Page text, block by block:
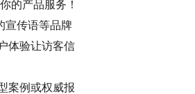
的产品服务！
宣传语等品牌
体验让访客信
案例或权威报